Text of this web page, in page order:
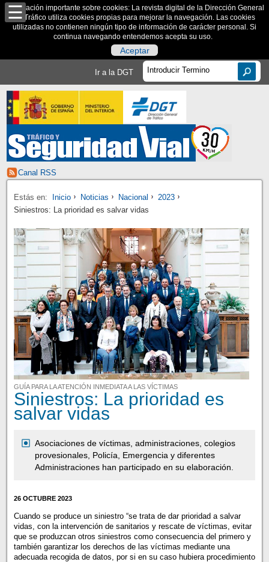
Información importante sobre cookies: La revista digital de la Dirección General
de Tráfico utiliza cookies propias para mejorar la navegación. Las cookies
utilizadas no contienen ningún tipo de información de carácter personal. Si
continua navegando entendemos acepta su uso.
Aceptar
Ir a la DGT
Canal RSS
Estás en: Inicio Noticias Nacional
2023
Siniestros: La prioridad es salvar vidas
GUÍA PARA LA ATENCIÓN INMEDIATA A LAS VÍCTIMAS
Siniestros: La prioridad es
salvar vidas
Asociaciones de víctimas, administraciones, colegios
provesionales, Policía, Emergencia y diferentes
Administraciones han participado en su elaboración.
26 OCTUBRE 2023
Cuando se produce un siniestro “se trata de dar prioridad a salvar
vidas, con la intervención de sanitarios y rescate de víctimas, evitar
que se produzcan otros siniestros como consecuencia del primero y
también garantizar los derechos de las víctimas mediante una
adecuada recogida de datos, por si en su caso hubiera procedimiento